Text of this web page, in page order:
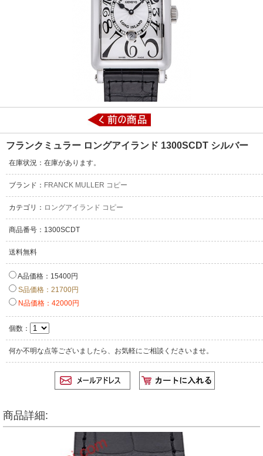
フランクミュラー ロングアイランド 1300SCDT シルバー
在庫状況：在庫があります。
ブランド： FRANCK MULLER コピー
カテゴリ： ロングアイランド コピー
商品番号：1300SCDT
送料無料
A品価格：15400円
S品価格：21700円
N品価格：42000円
個数：
何か不明な点等ございましたら、お気軽にご相談くださいませ。
商品詳細: